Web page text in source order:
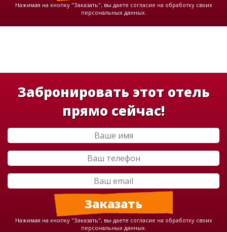
Нажимая на кнопку "Заказать", вы даете согласие на обработку своих
персональных данных.
Забронировать этот отель
прямо сейчас!
Нажимая на кнопку "Заказать", вы даете согласие на обработку своих
персональных данных.